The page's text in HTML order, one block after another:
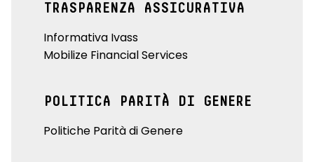
TRASPARENZA ASSICURATIVA
Informativa Ivass
Mobilize Financial Services
POLITICA PARITÀ DI GENERE
Politiche Parità di Genere